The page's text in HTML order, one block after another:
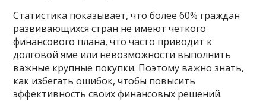
Статистика показывает, что более 60% граждан
развивающихся стран не имеют четкого
финансового плана, что часто приводит к
долговой яме или невозможности выполнить
важные крупные покупки. Поэтому важно знать,
как избегать ошибок, чтобы повысить
эффективность своих финансовых решений.